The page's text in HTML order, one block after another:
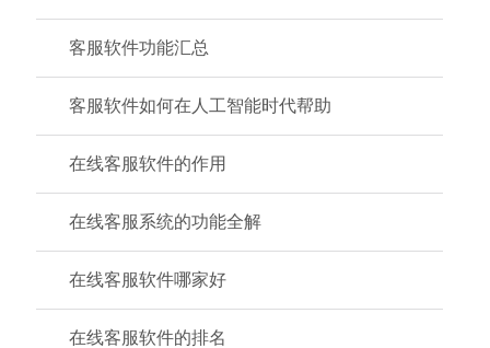
客服软件功能汇总
客服软件如何在人工智能时代帮助
在线客服软件的作用
在线客服系统的功能全解
在线客服软件哪家好
在线客服软件的排名